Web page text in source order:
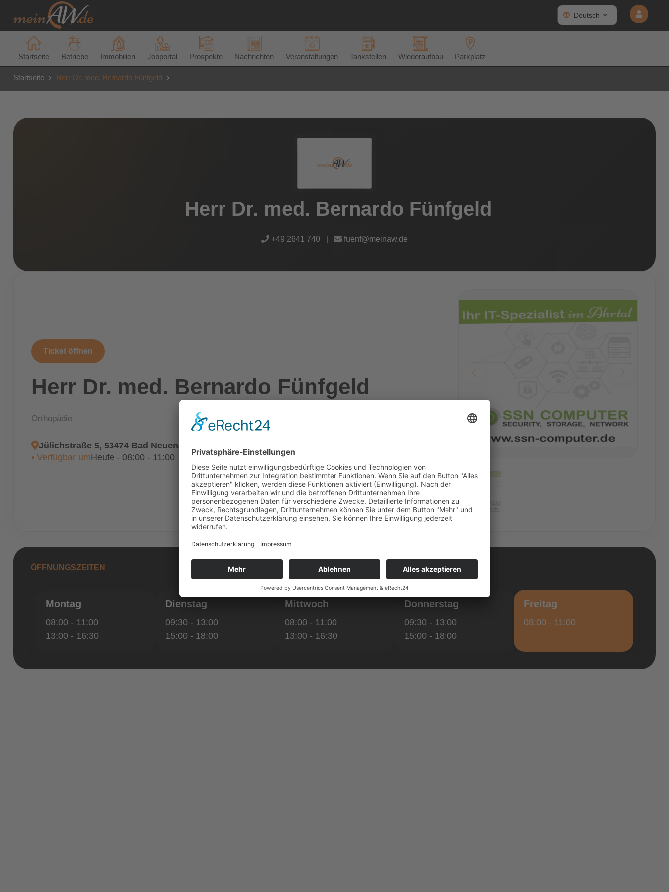
Deutsch
Startseite Betriebe Immobilien Jobportal Prospekte Nachrichten Veranstaltungen Tankstellen Wiederaufbau Parkplatz
Startseite Herr Dr. med. Bernardo Fünfgeld
Herr Dr. med. Bernardo Fünfgeld
+49 2641 740 fuenf@meinaw.de
Ticket öffnen
Herr Dr. med. Bernardo Fünfgeld
Orthopädie
Jülichstraße 5, 53474 Bad Neuenahr-Ahrweiler, Germany 53474 Bad Neuenahr-Ahrweiler
• Verfügbar umHeute - 08:00 - 11:00
ÖFFNUNGSZEITEN
Montag
08:00 - 11:00
13:00 - 16:30
Dienstag
09:30 - 13:00
15:00 - 18:00
Mittwoch
08:00 - 11:00
13:00 - 16:30
Donnerstag
09:30 - 13:00
15:00 - 18:00
Freitag
08:00 - 11:00